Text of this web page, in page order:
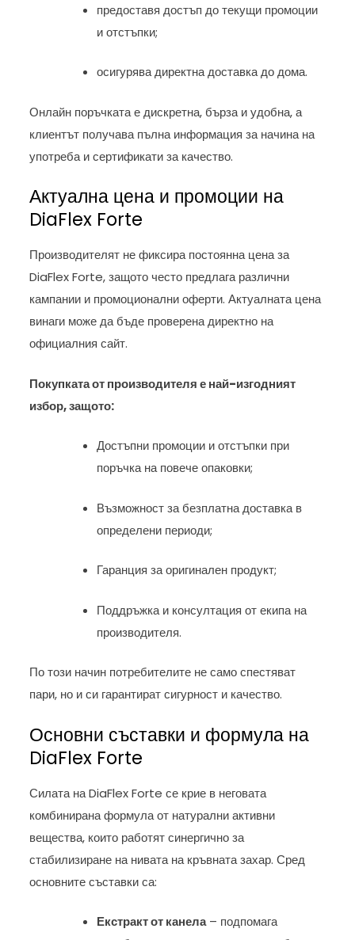
предоставя достъп до текущи промоции
и отстъпки;
осигурява директна доставка до дома.
Онлайн поръчката е дискретна, бърза и удобна, а
клиентът получава пълна информация за начина на
употреба и сертификати за качество.
Актуална цена и промоции на
DiaFlex Forte
Производителят не фиксира постоянна цена за
DiaFlex Forte, защото често предлага различни
кампании и промоционални оферти. Актуалната цена
винаги може да бъде проверена директно на
официалния сайт.
Покупката от производителя е най-изгодният
избор, защото:
Достъпни промоции и отстъпки при
поръчка на повече опаковки;
Възможност за безплатна доставка в
определени периоди;
Гаранция за оригинален продукт;
Поддръжка и консултация от екипа на
производителя.
По този начин потребителите не само спестяват
пари, но и си гарантират сигурност и качество.
Основни съставки и формула на
DiaFlex Forte
Силата на DiaFlex Forte се крие в неговата
комбинирана формула от натурални активни
вещества, които работят синергично за
стабилизиране на нивата на кръвната захар. Сред
основните съставки са:
Екстракт от канела– подпомага